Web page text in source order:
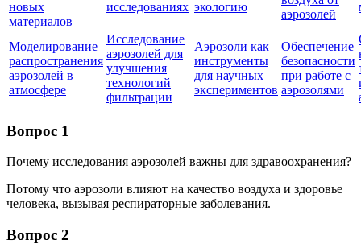
новых
материалов
исследованиях экологию
аэрозолей
Моделирование
распространения
аэрозолей в
атмосфере
Исследование
аэрозолей для
улучшения
технологий
фильтрации
Аэрозоли как
инструменты
для научных
экспериментов
Обеспечение
безопасности
при работе с
аэрозолями
Вопрос 1
Почему исследования аэрозолей важны для здравоохранения?
Потому что аэрозоли влияют на качество воздуха и здоровье
человека, вызывая респираторные заболевания.
Вопрос 2